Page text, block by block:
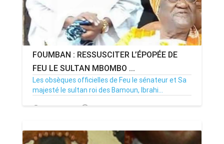
FOUMBAN : RESSUSCITER L’ÉPOPÉE DE
FEU LE SULTAN MBOMBO ...
Les obsèques officielles de Feu le sénateur et Sa
majesté le sultan roi des Bamoun, Ibrahi...
11/10/21 Par MenouActu 0